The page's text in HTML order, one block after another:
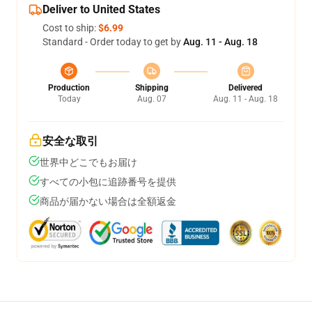
Deliver to United States
Cost to ship:$6.99
Standard - Order today to get byAug. 11 - Aug. 18
Production
Today
Shipping
Aug. 07
Delivered
Aug. 11 - Aug. 18
安全な取引
世界中どこでもお届け
すべての小包に追跡番号を提供
商品が届かない場合は全額返金